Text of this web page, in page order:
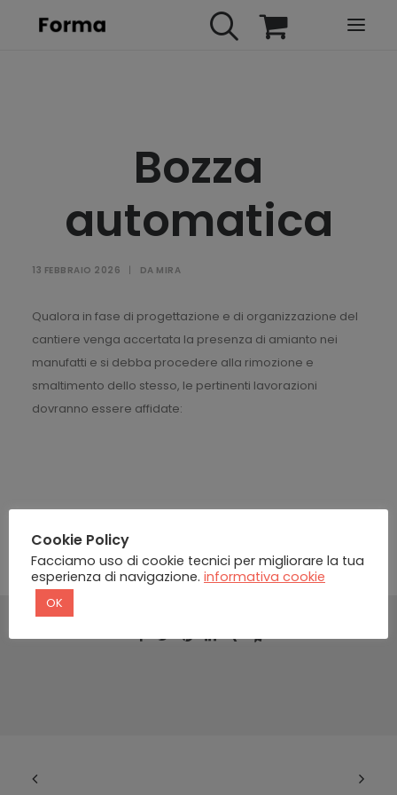
URBAN TV
ACCOUNT
Bozza
automatica
13 FEBBRAIO 2026 DA MIRA
Qualora in fase di progettazione e di organizzazione del
cantiere venga accertata la presenza di amianto nei
manufatti e si debba procedere alla rimozione e
smaltimento dello stesso, le pertinenti lavorazioni
dovranno essere affidate:
Cookie Policy
Facciamo uso di cookie tecnici per migliorare la tua
esperienza di navigazione. informativa cookie
OK